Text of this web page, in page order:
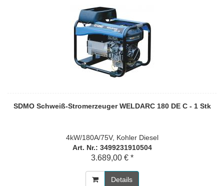
SDMO Schweiß-Stromerzeuger WELDARC 180 DE C - 1 Stk
4kW/180A/75V, Kohler Diesel
Art. Nr.: 3499231910504
3.689,00 € *
Details